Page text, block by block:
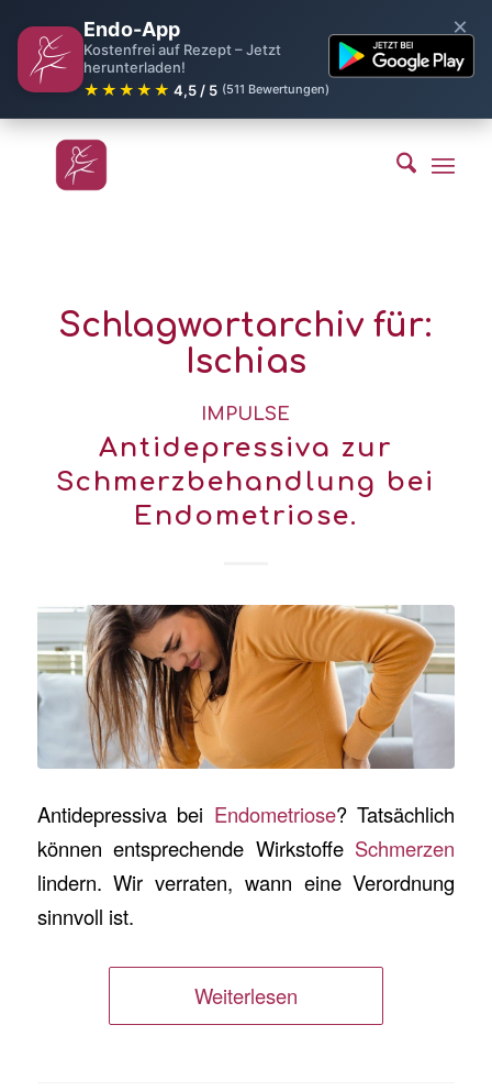
Endo-App
Kostenfrei auf Rezept – Jetzt
herunterladen!
★★★★★ 4,5 / 5 (511 Bewertungen)
×
Schlagwortarchiv für:
Ischias
IMPULSE
Antidepressiva zur
Schmerzbehandlung bei
Endometriose.
Antidepressiva bei Endometriose? Tatsächlich
können entsprechende Wirkstoffe Schmerzen
lindern. Wir verraten, wann eine Verordnung
sinnvoll ist.
Weiterlesen